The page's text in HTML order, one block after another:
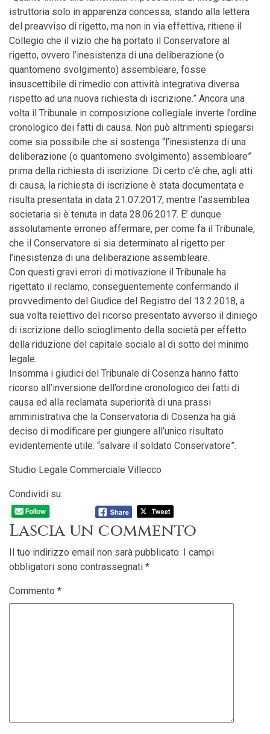
istruttoria solo in apparenza concessa, stando alla lettera
del preavviso di rigetto, ma non in via effettiva, ritiene il
Collegio che il vizio che ha portato il Conservatore al
rigetto, ovvero l’inesistenza di una deliberazione (o
quantomeno svolgimento) assembleare, fosse
insuscettibile di rimedio con attività integrativa diversa
rispetto ad una nuova richiesta di iscrizione.” Ancora una
volta il Tribunale in composizione collegiale inverte l’ordine
cronologico dei fatti di causa. Non può altrimenti spiegarsi
come sia possibile che si sostenga “l’inesistenza di una
deliberazione (o quantomeno svolgimento) assembleare”
prima della richiesta di iscrizione. Di certo c’è che, agli atti
di causa, la richiesta di iscrizione è stata documentata e
risulta presentata in data 21.07.2017, mentre l’assemblea
societaria si è tenuta in data 28.06.2017. E’ dunque
assolutamente erroneo affermare, per come fa il Tribunale,
che il Conservatore si sia determinato al rigetto per
l’inesistenza di una deliberazione assembleare.
Con questi gravi errori di motivazione il Tribunale ha
rigettato il reclamo, conseguentemente confermando il
provvedimento del Giudice del Registro del 13.2.2018, a
sua volta reiettivo del ricorso presentato avverso il diniego
di iscrizione dello scioglimento della società per effetto
della riduzione del capitale sociale al di sotto del minimo
legale.
Insomma i giudici del Tribunale di Cosenza hanno fatto
ricorso all’inversione dell’ordine cronologico dei fatti di
causa ed alla reclamata superiorità di una prassi
amministrativa che la Conservatoria di Cosenza ha già
deciso di modificare per giungere all’unico risultato
evidentemente utile: “salvare il soldato Conservatore”.
Studio Legale Commerciale Villecco
Condividi su:
Lascia un commento
Il tuo indirizzo email non sarà pubblicato. I campi
obbligatori sono contrassegnati *
Commento *